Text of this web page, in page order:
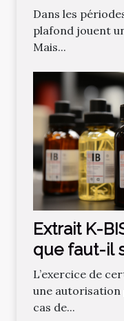
Dans les
plafond jouent
Mais...
Extrait K-
que faut-il
L’exercice de
une autorisation
cas de...